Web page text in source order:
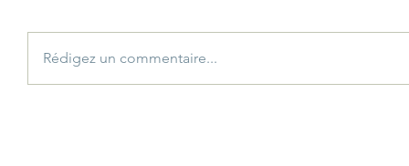
Rédigez un commentaire...